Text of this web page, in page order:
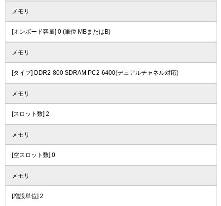
メモリ
[オンボード容量] 0 (単位 MBまたはB)
メモリ
[タイプ] DDR2-800 SDRAM PC2-6400(デュアルチャネル対応)
メモリ
[スロット数] 2
メモリ
[空スロット数] 0
メモリ
[増設単位] 2